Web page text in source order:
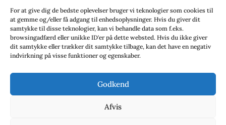
For at give dig de bedste oplevelser bruger vi teknologier som cookies til
at gemme og/eller få adgang til enhedsoplysninger. Hvis du giver dit
samtykke til disse teknologier, kan vi behandle data som f.eks.
browsingadfærd eller unikke ID'er på dette websted. Hvis du ikke giver
dit samtykke eller trækker dit samtykke tilbage, kan det have en negativ
indvirkning på visse funktioner og egenskaber.
Godkend
Afvis
Association (TA)
Sverige: Översättarsektionen (Ö.)
Sverige: Översättarcentrum (ÖC)
deutschsprachiger Übersetzer (VdÜ)